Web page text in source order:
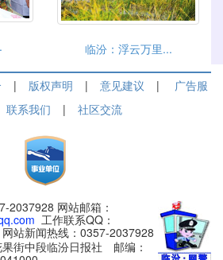
临汾：浮云万里...
| 版权声明 | 意见建议 |
广告服
联系我们 | 社区交流
2037928 网站邮箱：
工作联系QQ：
网站新闻热线：0357-2037928
街中段临汾日报社 邮编：